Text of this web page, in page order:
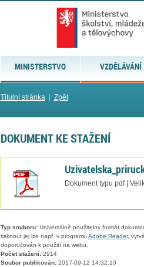
MINISTERSTVO VZDĚLÁVÁNÍ
Titulní stránka| Zpět
DOKUMENT KE STAŽENÍ
Dokument typu pdf |
Typ souboru:Univerzálně použitelný formát
tisknout jej lze např. v programu Adobe Reader,
doporučován k použití na webu.
Počet stažení:2914
Soubor publikován:2017-09-12 14:32:10